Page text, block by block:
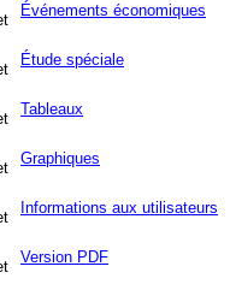
Événements économiques
Étude spéciale
Tableaux
Graphiques
Informations aux utilisateurs
Version PDF